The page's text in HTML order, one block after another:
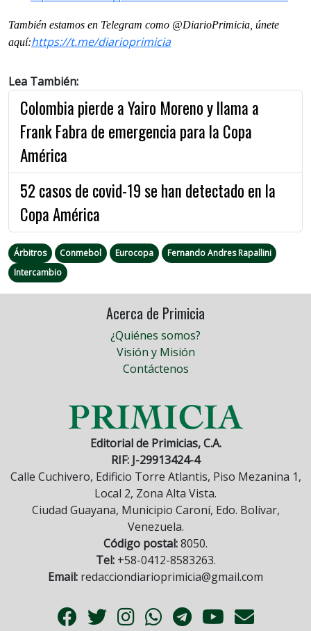
También estamos en Telegram como @DiarioPrimicia, únete
aquí:https://t.me/diarioprimicia
Lea También:
Colombia pierde a Yairo Moreno y llama a
Frank Fabra de emergencia para la Copa
América
52 casos de covid-19 se han detectado en la
Copa América
Árbitros Conmebol Eurocopa
Fernando Andres Rapallini
Intercambio
Acerca de Primicia
¿Quiénes somos?
Visión y Misión
Contáctenos
Editorial de Primicias, C.A.
RIF: J-29913424-4
Calle Cuchivero, Edificio Torre Atlantis, Piso Mezanina 1,
Local 2, Zona Alta Vista.
Ciudad Guayana, Municipio Caroní, Edo. Bolívar,
Venezuela.
Código postal:8050.
Tel:+58-0412-8583263.
Email: redacciondiarioprimicia@gmail.com